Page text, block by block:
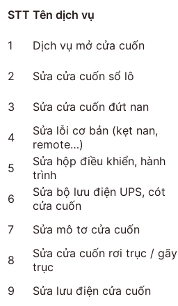
STT Tên dịch vụ
1
Dịch vụ mở cửa cuốn
2
Sửa cửa cuốn sổ lô
3
Sửa cửa cuốn đứt nan
4
Sửa lỗi cơ bản (kẹt nan,
remote…)
5
Sửa hộp điều khiển, hành
trình
6
Sửa bộ lưu điện UPS, cót
cửa cuốn
7
Sửa mô tơ cửa cuốn
8
Sửa cửa cuốn rơi trục / gãy
trục
9
Sửa lưu điện cửa cuốn